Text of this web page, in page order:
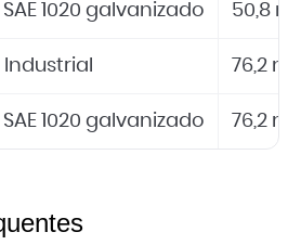
1020 galvanizado 50,8
Industrial 76,2
1020 galvanizado 76,2